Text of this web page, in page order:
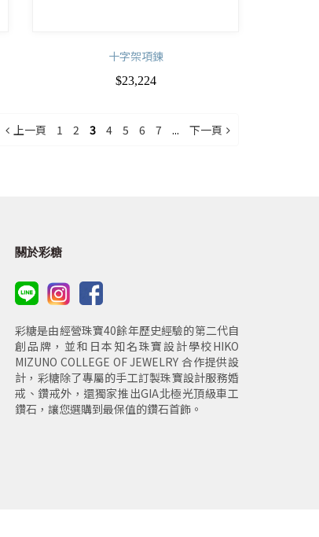
十字架項鍊
$23,224
上一頁 1 2 3 4 5 6 7 ... 下一頁
關於彩糖
彩糖是由經營珠寶40餘年歷史經驗的第二代自
創品牌，並和日本知名珠寶設計學校HIKO
MIZUNO COLLEGE OF JEWELRY 合作提供設
計，彩糖除了專屬的手工訂製珠寶設計服務婚
戒、鑽戒外，還獨家推出GIA北極光頂級車工
鑽石，讓您選購到最保值的鑽石首飾。